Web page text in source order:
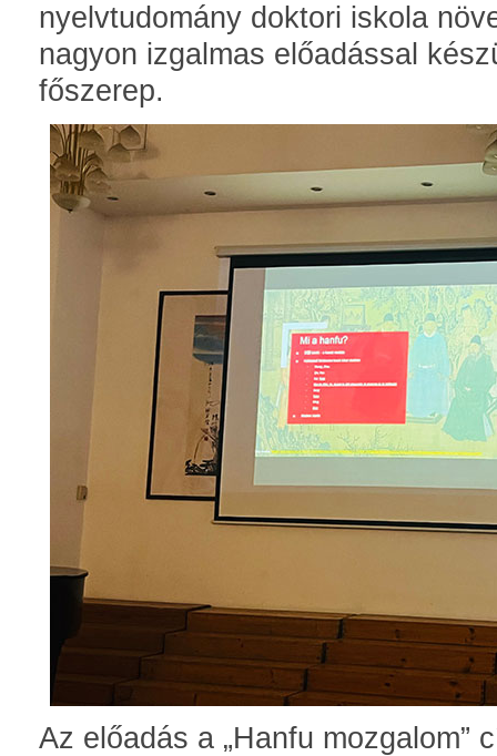
nyelvtudomány doktori iskola
nagyon izgalmas előadással
főszerep.
Az előadás a „Hanfu mozgalom”